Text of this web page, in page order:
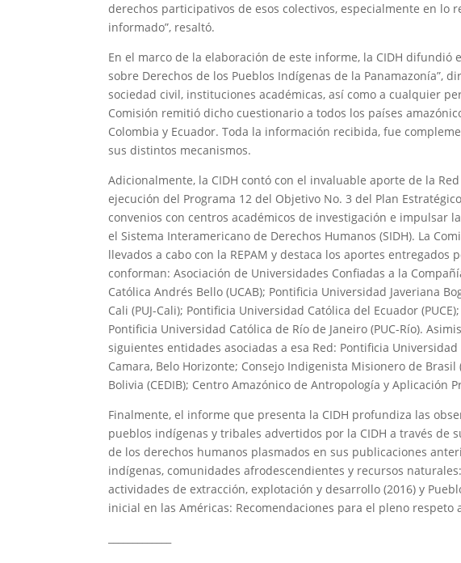
derechos participativos de esos colectivos, especialmente en lo
informado”, resaltó.
En el marco de la elaboración de este informe, la CIDH difundió
sobre Derechos de los Pueblos Indígenas de la Panamazonía”,
sociedad civil, instituciones académicas, así como a cualquier
Comisión remitió dicho cuestionario a todos los países
Colombia y Ecuador. Toda la información recibida, fue
sus distintos mecanismos.
Adicionalmente, la CIDH contó con el invaluable aporte de la
ejecución del Programa 12 del Objetivo No. 3 del Plan
convenios con centros académicos de investigación e impulsar
el Sistema Interamericano de Derechos Humanos (SIDH). La
llevados a cabo con la REPAM y destaca los aportes
conforman: Asociación de Universidades Confiadas a la
Católica Andrés Bello (UCAB); Pontificia Universidad Javeriana
Cali (PUJ-Cali); Pontificia Universidad Católica del Ecuador
Pontificia Universidad Católica de Río de Janeiro (PUC-Río).
siguientes entidades asociadas a esa Red: Pontificia
Camara, Belo Horizonte; Consejo Indigenista Misionero de
Bolivia (CEDIB); Centro Amazónico de Antropología y Aplicación
Finalmente, el informe que presenta la CIDH profundiza las
pueblos indígenas y tribales advertidos por la CIDH a través de
de los derechos humanos plasmados en sus publicaciones
indígenas, comunidades afrodescendientes y recursos
actividades de extracción, explotación y desarrollo (2016) y
inicial en las Américas: Recomendaciones para el pleno respeto